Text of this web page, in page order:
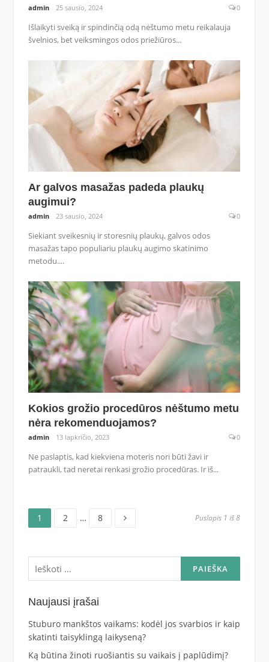
admin 25 sausio, 2024 0
Išlaikyti sveiką ir spindinčią odą nėštumo metu reikalauja
švelnios, bet veiksmingos odos priežiūros...
Ar galvos masažas padeda plaukų
augimui?
admin 23 sausio, 2024 0
Siekiant sveikesnių ir storesnių plaukų, galvos odos
masažas tapo populiariu plaukų augimo skatinimo
metodu....
Kokios grožio procedūros nėštumo metu
nėra rekomenduojamos?
admin 13 lapkričio, 2023 0
Ne paslaptis, kad kiekviena moteris nori būti žavi ir
patraukli, tad neretai renkasi grožio procedūras. Ir iš...
Navigacija
įrašų
Puslapis
1 2 … 8 Puslapis 1 iš 8
Ieškoti:
Naujausi įrašai
Stuburo mankštos vaikams: kodėl jos svarbios ir kaip
skatinti taisyklingą laikyseną?
Ką būtina žinoti ruošiantis su vaikais į paplūdimį?